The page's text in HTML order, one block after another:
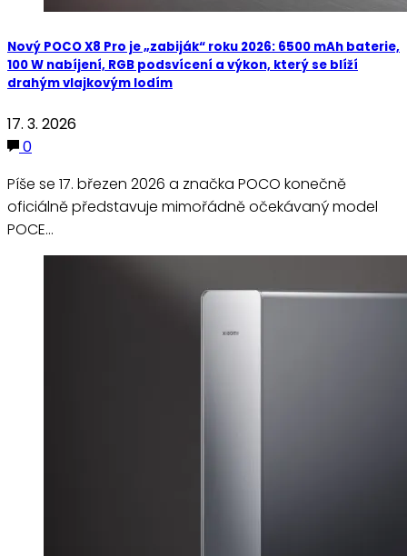
Nový POCO X8 Pro je „zabiják“ roku 2026: 6500 mAh baterie,
100 W nabíjení, RGB podsvícení a výkon, který se blíží
drahým vlajkovým lodím
17. 3. 2026
0
Píše se 17. březen 2026 a značka POCO konečně
oficiálně představuje mimořádně očekávaný model
POCE…